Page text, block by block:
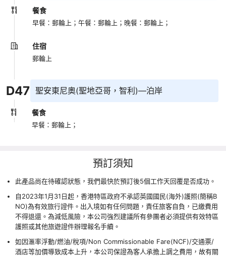
餐食
早餐：郵輪上；午餐：郵輪上； 晚餐：郵輪上；
住宿
郵輪上
D47 聖安東尼奧(聖地亞哥，智利)—泊岸
餐食
早餐：郵輪上；
預訂須知
此產品尚在待確認狀態，我們最快於預訂後5個工作天回覆是否成功。
自2023年1月31日起，香港特區政府不承認英國國民(海外)護照(簡稱B
NO)為有效旅行證件。出入境如有任何問題，責任旅客自負，已繳費用
不得退還。為減低風險，本公司強烈建議所有參團者必須提供有效特區
護照或其他旅遊證件辦理報名手續。
如因滙率浮動/燃油/稅項/Non Commissionable Fare(NCF)/交通票/
酒店等加價導致成本上升，本公司保證為客人承擔上調之費用，故有關